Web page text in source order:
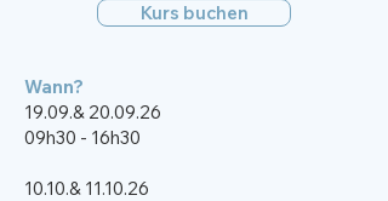
Kurs buchen
Wann?​
19.09.& 20.09.26
09h30 - 16h30
10.10.& 11.10.26